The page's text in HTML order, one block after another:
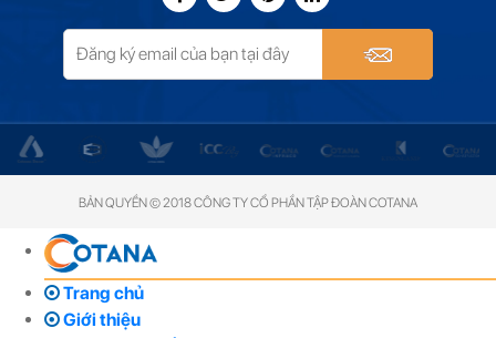
BẢN QUYỀN © 2018 CÔNG TY CỔ PHẦN TẬP ĐOÀN COTANA
Trang chủ
Giới thiệu